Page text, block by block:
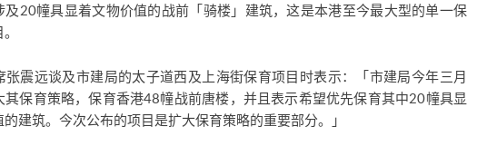
及20幢具显着文物价值的战前「骑楼」建筑，这是本港至今最大型的单一保
张震远谈及市建局的太子道西及上海街保育项目时表示：「市建局今年三月
其保育策略，保育香港48幢战前唐楼，并且表示希望优先保育其中20幢具显
建筑。今次公布的项目是扩大保育策略的重要部分。」